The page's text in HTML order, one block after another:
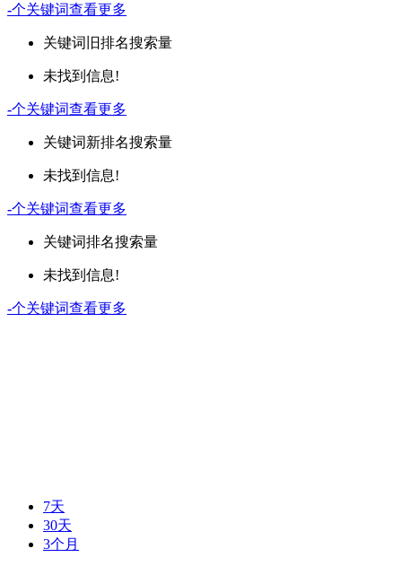
-个关键词查看更多
关键词 旧排名搜索量
未找到信息!
-个关键词查看更多
关键词新排名搜索量
未找到信息!
-个关键词查看更多
关键词排名搜索量
未找到信息!
-个关键词查看更多
7天
30天
3个月